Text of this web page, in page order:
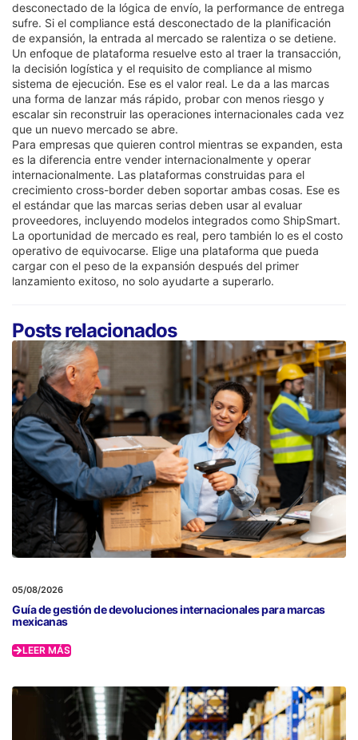
desconectado de la lógica de envío, la performance de entrega
sufre. Si el compliance está desconectado de la planificación
de expansión, la entrada al mercado se ralentiza o se detiene.
Un enfoque de plataforma resuelve esto al traer la transacción,
la decisión logística y el requisito de compliance al mismo
sistema de ejecución. Ese es el valor real. Le da a las marcas
una forma de lanzar más rápido, probar con menos riesgo y
escalar sin reconstruir las operaciones internacionales cada vez
que un nuevo mercado se abre.
Para empresas que quieren control mientras se expanden, esta
es la diferencia entre vender internacionalmente y operar
internacionalmente. Las plataformas construidas para el
crecimiento cross-border deben soportar ambas cosas. Ese es
el estándar que las marcas serias deben usar al evaluar
proveedores, incluyendo modelos integrados como ShipSmart.
La oportunidad de mercado es real, pero también lo es el costo
operativo de equivocarse. Elige una plataforma que pueda
cargar con el peso de la expansión después del primer
lanzamiento exitoso, no solo ayudarte a superarlo.
Posts relacionados
05/08/2026
Guía de gestión de devoluciones internacionales para marcas
mexicanas
LEER MÁS